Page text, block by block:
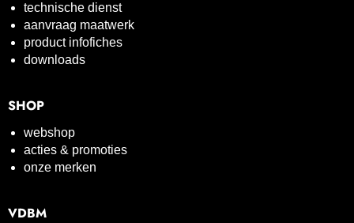
technische dienst
aanvraag maatwerk
product infofiches
downloads
SHOP
webshop
acties & promoties
onze merken
VDBM